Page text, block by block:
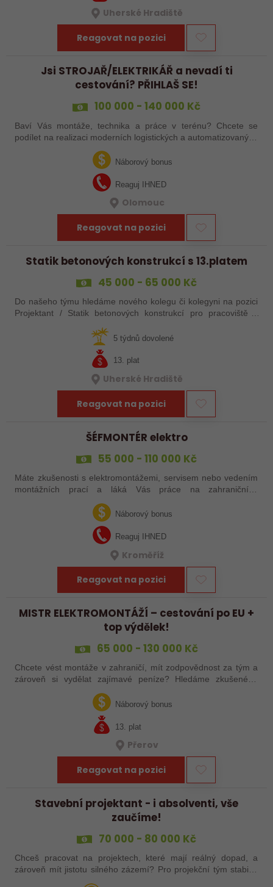
Uherské Hradiště
Reagovat na pozici
Jsi STROJAŘ/ELEKTRIKÁŘ a nevadí ti
cestování? PŘIHLAŠ SE!
100 000 - 140 000 Kč
Baví Vás montáže, technika a práce v terénu? Chcete se
podílet na realizaci moderních logistických a automatizovaných
systémů po celé Evropě? Ať už jste zkušený šéfmontér,
servisní technik nebo…
Náborový bonus
Reaguj IHNED
Olomouc
Reagovat na pozici
Statik betonových konstrukcí s 13.platem
45 000 - 65 000 Kč
Do našeho týmu hledáme nového kolegu či kolegyni na pozici
Projektant / Statik betonových konstrukcí pro pracoviště v
5 týdnů dovolené
13. plat
Uherské Hradiště
Reagovat na pozici
ŠÉFMONTÉR elektro
55 000 - 110 000 Kč
Máte zkušenosti s elektromontážemi, servisem nebo vedením
montážních prací a láká Vás práce na zahraničních
už nechce být jen „řadový…Náborový bonus
Reaguj IHNED
Kroměříž
Reagovat na pozici
MISTR ELEKTROMONTÁŽÍ – cestování po EU +
top výdělek!
65 000 - 130 000 Kč
Chcete vést montáže v zahraničí, mít zodpovědnost za tým a
zároveň si vydělat zajímavé peníze? Hledáme zkušeného
elektrotechnika, který se nebojí vzít věci do vlastních rukou –
Náborový bonus
13. plat
Přerov
Reagovat na pozici
Stavební projektant - i absolventi, vše
zaučíme!
70 000 - 80 000 Kč
Chceš pracovat na projektech, které mají reálný dopad, a
zároveň mít jistotu silného zázemí? Pro projekční tým stabilní